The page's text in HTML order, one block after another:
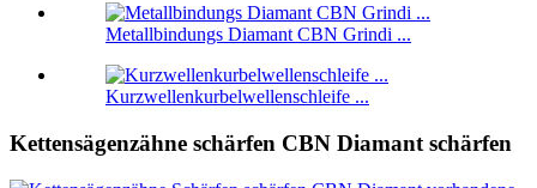
Metallbindungs ​​Diamant CBN Grindi ...
Kurzwellenkurbelwellenschleife ...
Kettensägenzähne schärfen CBN Diamant schärfen